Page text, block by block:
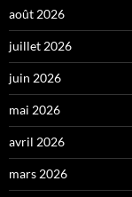
août 2026
juillet 2026
juin 2026
mai 2026
avril 2026
mars 2026